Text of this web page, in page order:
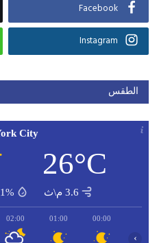
Facebook
Instagram
الطقس
City
26°C
3.6 م\ث
00:00
01:00
02:00
›